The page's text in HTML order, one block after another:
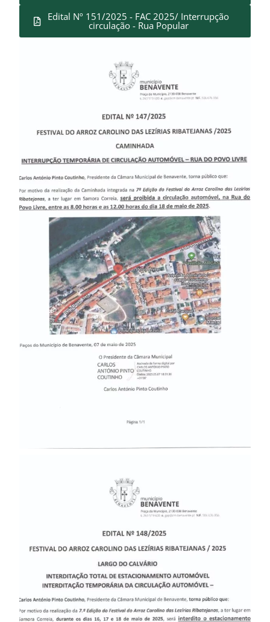
Edital Nº 151/2025 - FAC 2025/ Interrupção
circulação - Rua Popular